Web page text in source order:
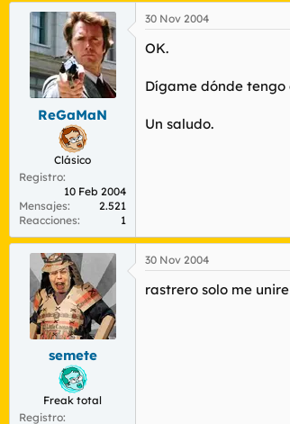
ReGaMaN
Clásico
Registro
10 Feb 2004
Mensajes
2.521
Reacciones
1
30 Nov 2004
OK.
Dígame dónde
Un saludo.
semete
Freak total
Registro
30 Nov 2004
rastrero solo me